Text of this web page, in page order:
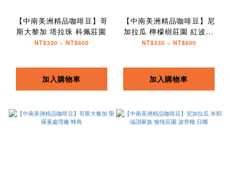
【中南美洲精品咖啡豆】哥
斯大黎加 塔拉珠 科佩莊園
NT$330 ~ NT$600
加入購物車
【中南美洲精品咖啡豆】尼
加拉瓜 檸檬樹莊園 紅波本
Funky
NT$330 ~ NT$600
加入購物車